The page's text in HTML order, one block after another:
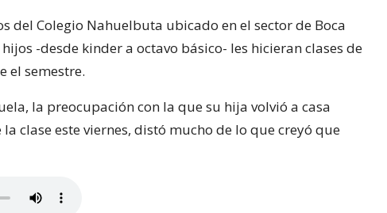
del Colegio Nahuelbuta ubicado en el sector de Boca
-desde kinder a octavo básico- les hicieran clases de
el semestre.
la preocupación con la que su hija volvió a casa
clase este viernes, distó mucho de lo que creyó que